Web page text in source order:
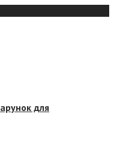
для